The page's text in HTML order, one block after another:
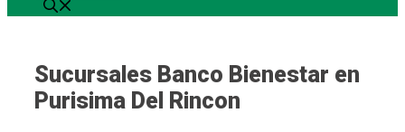
Sucursales Banco Bienestar en
Purisima Del Rincon